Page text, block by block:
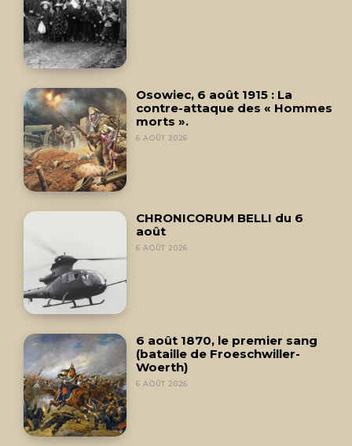
Osowiec, 6 août 1915 : La
contre-attaque des « Hommes
morts ».
6 AOÛT 2026
CHRONICORUM BELLI du 6
août
6 AOÛT 2026
6 août 1870, le premier sang
(bataille de Froeschwiller-
Woerth)
6 AOÛT 2026